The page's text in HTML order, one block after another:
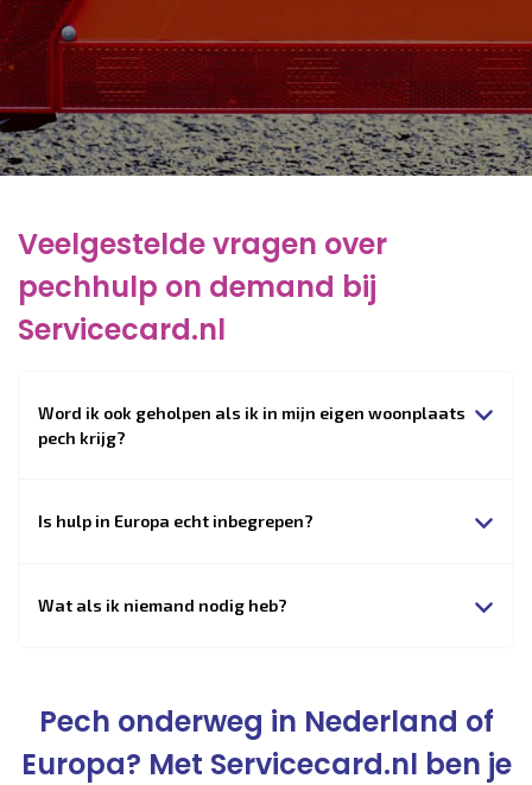
Veelgestelde vragen over
pechhulp on demand bij
Servicecard.nl
Word ik ook geholpen als ik in mijn eigen woonplaats
pech krijg?
Is hulp in Europa echt inbegrepen?
Wat als ik niemand nodig heb?
Pech onderweg in Nederland of
Europa? Met Servicecard.nl ben je